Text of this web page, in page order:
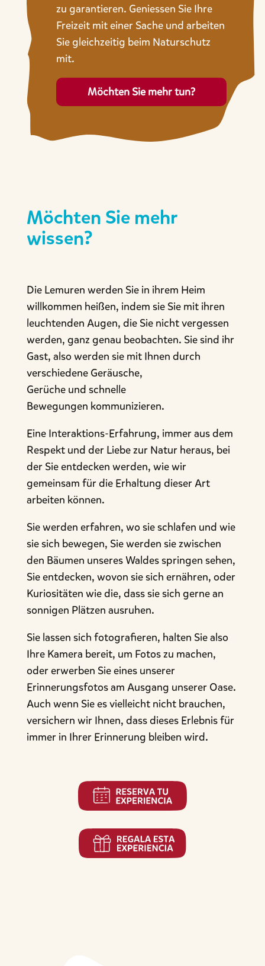
zu garantieren. Geniessen Sie Ihre
Freizeit mit einer Sache und arbeiten
Sie gleichzeitig beim Naturschutz
mit.
Möchten Sie mehr tun?
Möchten Sie mehr
wissen?
Die Lemuren werden Sie in ihrem Heim
willkommen heißen, indem sie Sie mit ihren
leuchtenden Augen, die Sie nicht vergessen
werden, ganz genau beobachten. Sie sind ihr
Gast, also werden sie mit Ihnen durch
verschiedene Geräusche,
Gerüche und schnelle
Bewegungen kommunizieren.
Eine Interaktions-Erfahrung, immer aus dem
Respekt und der Liebe zur Natur heraus, bei
der Sie entdecken werden, wie wir
gemeinsam für die Erhaltung dieser Art
arbeiten können.
Sie werden erfahren, wo sie schlafen und wie
sie sich bewegen, Sie werden sie zwischen
den Bäumen unseres Waldes springen sehen,
Sie entdecken, wovon sie sich ernähren, oder
Kuriositäten wie die, dass sie sich gerne an
sonnigen Plätzen ausruhen.
Sie lassen sich fotografieren, halten Sie also
Ihre Kamera bereit, um Fotos zu machen,
oder erwerben Sie eines unserer
Erinnerungsfotos am Ausgang unserer Oase.
Auch wenn Sie es vielleicht nicht brauchen,
versichern wir Ihnen, dass dieses Erlebnis für
immer in Ihrer Erinnerung bleiben wird.